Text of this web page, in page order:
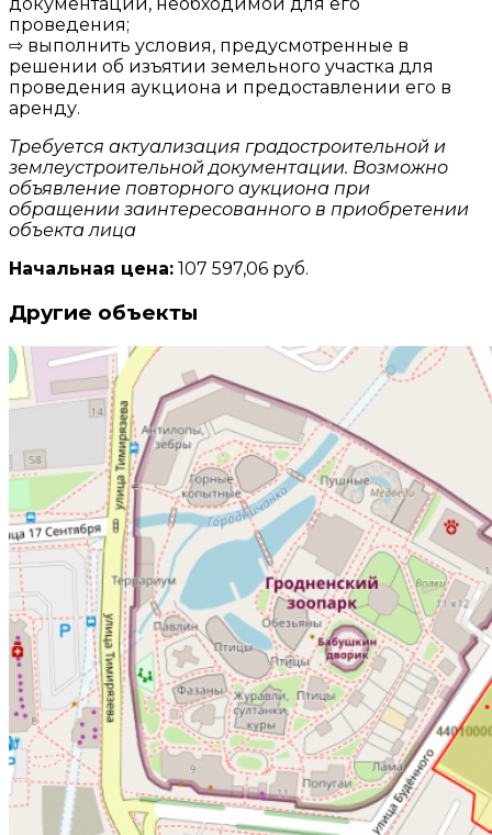
документации, необходимой для его
проведения;
⇨ выполнить условия, предусмотренные в
решении об изъятии земельного участка для
проведения аукциона и предоставлении его в
аренду.
Требуется актуализация градостроительной и
землеустроительной документации. Возможно
объявление повторного аукциона при
обращении заинтересованного в приобретении
объекта лица
Начальная цена: 107 597,06 руб.
Другие объекты